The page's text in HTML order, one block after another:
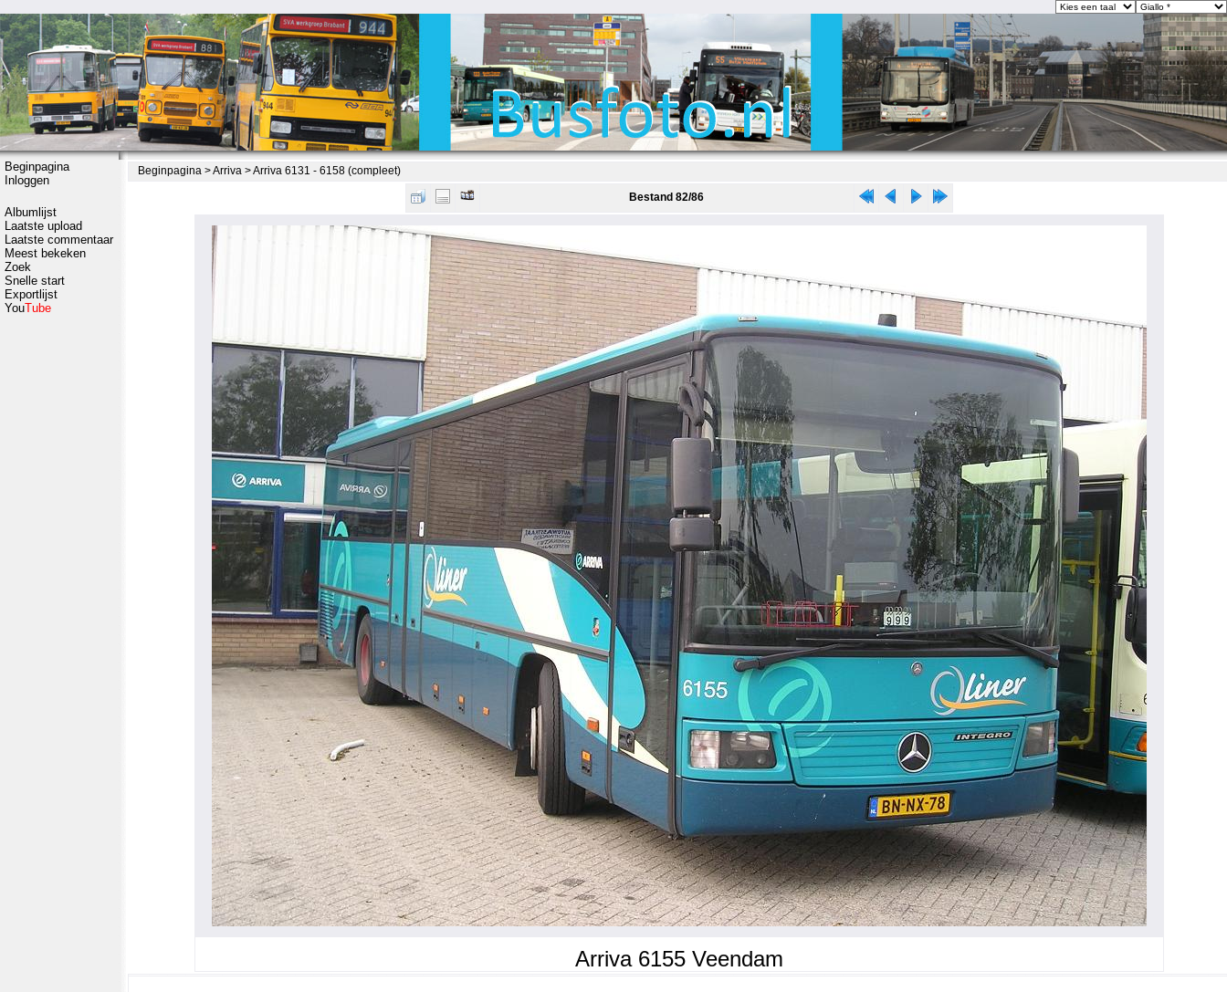
Beginpagina
Inloggen
Albumlijst
Laatste upload
Laatste commentaar
Meest bekeken
Zoek
Snelle start
Exportlijst
YouTube
Beginpagina >Arriva >Arriva 6131 - 6158 (compleet)
Bestand 82/86
Arriva 6155 Veendam